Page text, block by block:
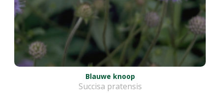
Blauwe knoop
Succisa pratensis